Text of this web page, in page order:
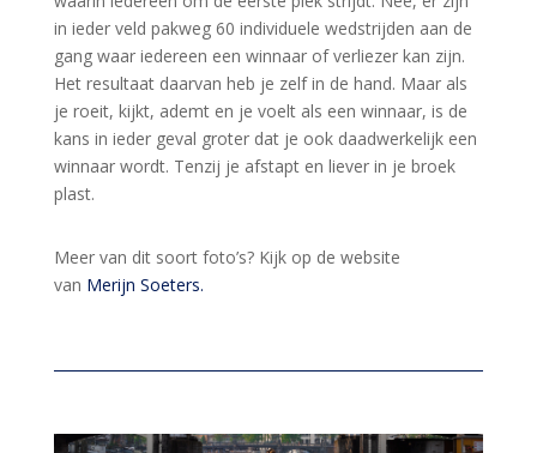
in ieder veld pakweg 60 individuele wedstrijden aan de
gang waar iedereen een winnaar of verliezer kan zijn.
Het resultaat daarvan heb je zelf in de hand. Maar als
je roeit, kijkt, ademt en je voelt als een winnaar, is de
kans in ieder geval groter dat je ook daadwerkelijk een
winnaar wordt. Tenzij je afstapt en liever in je broek
plast.
Meer van dit soort foto’s? Kijk op de website
van Merijn Soeters.